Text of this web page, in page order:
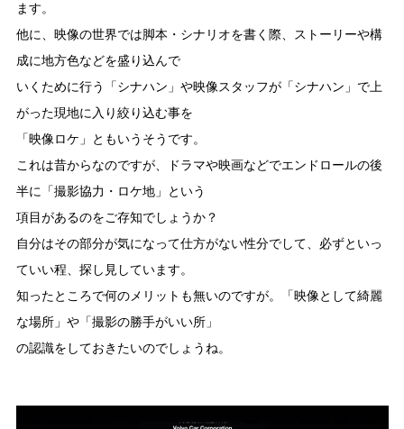
ます。
他に、映像の世界では脚本・シナリオを書く際、ストーリーや構
成に地方色などを盛り込んで
いくために行う「シナハン」や映像スタッフが「シナハン」で上
がった現地に入り絞り込む事を
「映像ロケ」ともいうそうです。
これは昔からなのですが、ドラマや映画などでエンドロールの後
半に「撮影協力・ロケ地」という
項目があるのをご存知でしょうか？
自分はその部分が気になって仕方がない性分でして、必ずといっ
ていい程、探し見しています。
知ったところで何のメリットも無いのですが。「映像として綺麗
な場所」や「撮影の勝手がいい所」
の認識をしておきたいのでしょうね。